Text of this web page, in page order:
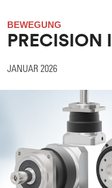
BEWEGUNG
JANUAR 2026